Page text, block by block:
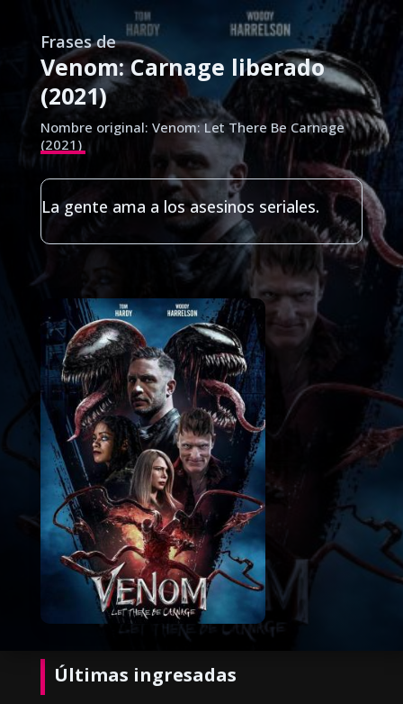
Frases de
Venom: Carnage liberado
(2021)
Nombre original: Venom: Let There Be Carnage
(2021)
La gente ama a los asesinos seriales.
Últimas ingresadas